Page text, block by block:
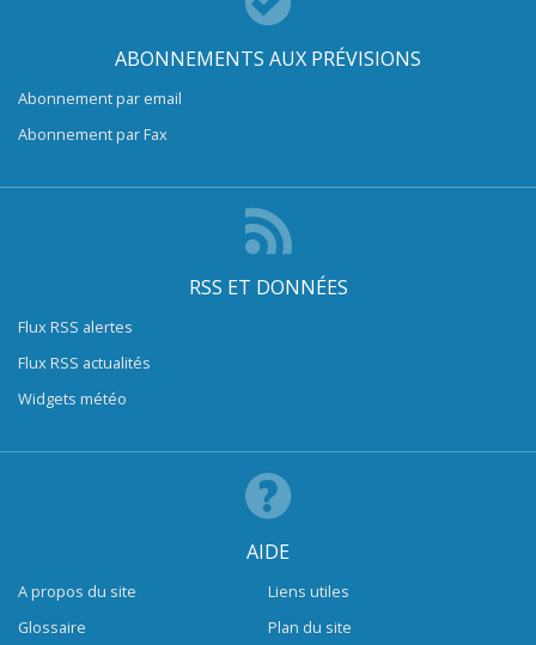
ABONNEMENTS AUX PRÉVISIONS
Abonnement par email
Abonnement par Fax
RSS ET DONNÉES
Flux RSS alertes
Flux RSS actualités
Widgets météo
AIDE
A propos du site
Glossaire
Liens utiles
Plan du site